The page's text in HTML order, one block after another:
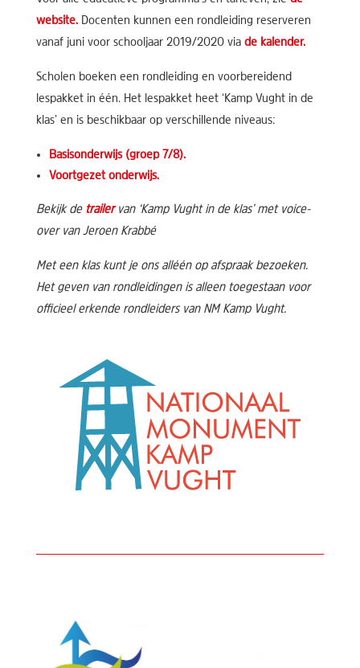
website. Docenten kunnen een rondleiding reserveren
vanaf juni voor schooljaar 2019/2020 via de kalender.
Scholen boeken een rondleiding en voorbereidend
lespakket in één. Het lespakket heet ‘Kamp Vught in de
klas’ en is beschikbaar op verschillende niveaus:
Basisonderwijs (groep 7/8).
Voortgezet onderwijs.
Bekijk de trailervan ‘Kamp Vught in de klas’ met voice-
over van Jeroen Krabbé
Met een klas kunt je ons alléén op afspraak bezoeken.
Het geven van rondleidingen is alleen toegestaan voor
officieel erkende rondleiders van NM Kamp Vught.